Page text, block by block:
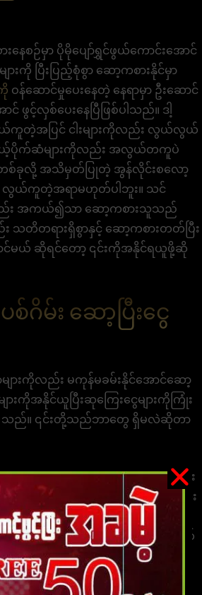
နေစဉ်မှာ ပိုမိုပျော်ရွှင်ဖွယ်ကောင်းအောင်
ကို ပြီးပြည့်စုံစွာ ဆော့ကစားနိုင်မှာ
ဝန်ဆောင်မှုပေးနေတဲ့ နေရာမှာ ဦးဆောင်
ဖွင့်လှစ်ပေးနေပြီဖြစ်ပါသည်။ ဒါ့
ယ်ကူတဲ့အပြင် ငါးများကိုလည်း လွယ်လွယ်
တကယ့်ပိုက်ဆံများကိုလည်း အလွယ်တကူပဲ
း တစ်ခုလို့ အသိမှတ်ပြုတဲ့ အွန်လိုင်းစလော့
ာ လွယ်ကူတဲ့အရာမဟုတ်ပါဘူး။ သင်
လည်း အကယ်၍သာ ဆော့ကစားသူသည်
း သတိတရားရှိစွာနှင့် ဆော့ကစားတတ်ပြီး
င်မယ် ဆိုရင်တော့ ၎င်းကိုအနိုင်ရယူဖို့ဆို
ဂိမ်း ဆော့ပြီးငွေ
ာများကိုလည်း မကုန်မခမ်းနိုင်အောင်ဆော့
းကိုအနိုင်ယူပြီးဆုကြေးငွေများကိုကြုံး
ပါ သည်။ ၎င်းတို့သည်ဘာတွေ ရှိမလဲဆိုတာ
ပိုက်ဆံတကယ်ရရန်သေချာတဲ့၊ ငွေကြေး
( ကျွန်ုပ်တို့ ဝဘ်ဆိုဒ်ကတော့ အကောင်းဆုံး
ပမာဏကို ရှင်းရှင်းလင်းလင်း သတ်မှတ်
သော ငွေပမာဏများကို အမြဲတမ်း